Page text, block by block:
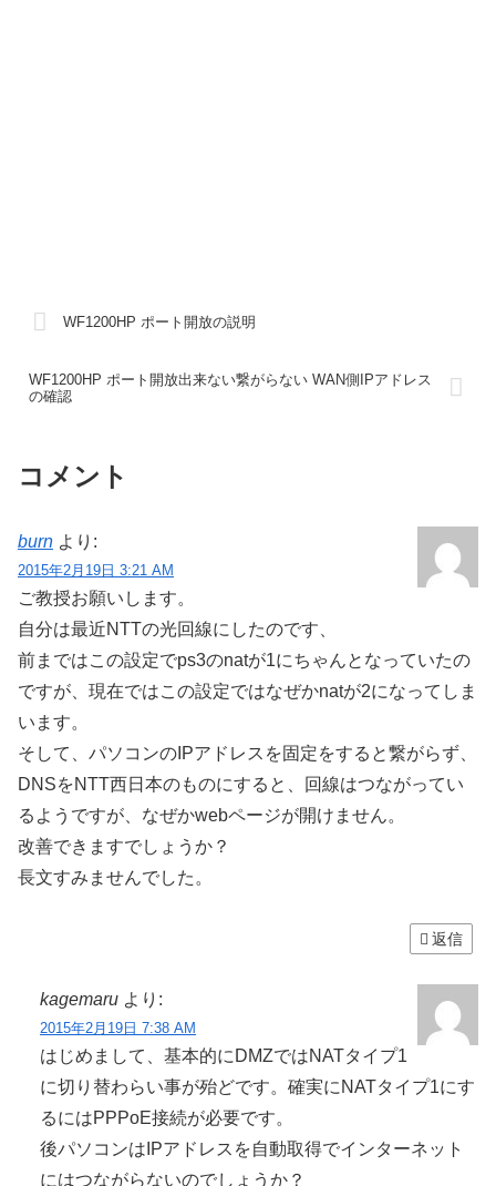
WF1200HP ポート開放の説明
WF1200HP ポート開放出来ない繋がらない WAN側IPアドレス
の確認
コメント
burn より:
2015年2月19日 3:21 AM
ご教授お願いします。
自分は最近NTTの光回線にしたのです、
前まではこの設定でps3のnatが1にちゃんとなっていたの
ですが、現在ではこの設定ではなぜかnatが2になってしま
います。
そして、パソコンのIPアドレスを固定をすると繋がらず、
DNSをNTT西日本のものにすると、回線はつながってい
るようですが、なぜかwebページが開けません。
改善できますでしょうか？
長文すみませんでした。
返信
kagemaru より:
2015年2月19日 7:38 AM
はじめまして、基本的にDMZではNATタイプ1
に切り替わらい事が殆どです。確実にNATタイプ1にす
るにはPPPoE接続が必要です。
後パソコンはIPアドレスを自動取得でインターネット
にはつながらないのでしょうか？